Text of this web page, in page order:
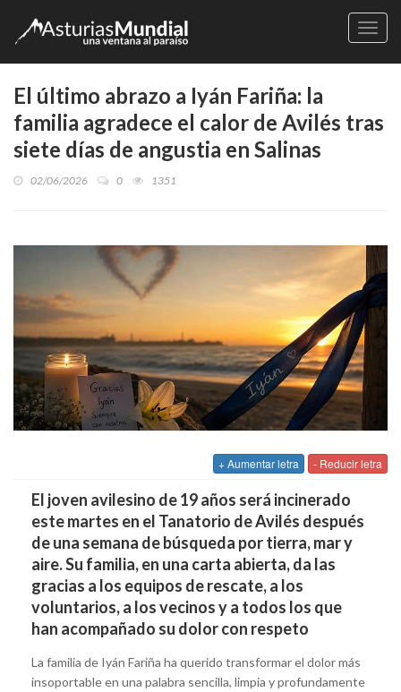
El último abrazo a Iyán Fariña: la
familia agradece el calor de Avilés tras
siete días de angustia en Salinas
02/06/2026 0 1351
+ Aumentar letra - Reducir letra
El joven avilesino de 19 años será incinerado
este martes en el Tanatorio de Avilés después
de una semana de búsqueda por tierra, mar y
aire. Su familia, en una carta abierta, da las
gracias a los equipos de rescate, a los
voluntarios, a los vecinos y a todos los que
han acompañado su dolor con respeto
La familia de Iyán Fariña ha querido transformar el dolor más
insoportable en una palabra sencilla, limpia y profundamente